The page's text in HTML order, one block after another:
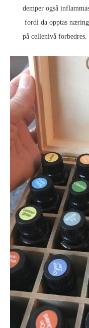
demper også
fordi da opptas
på cellenivå forbedres.